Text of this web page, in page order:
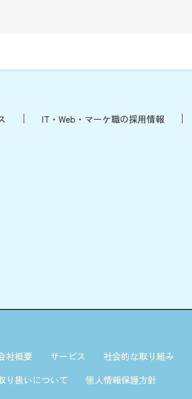
IT・Web・マーケ職の採用情報
社概要 サービス 社会的な取り組み
り扱いについて
個人情報保護方針